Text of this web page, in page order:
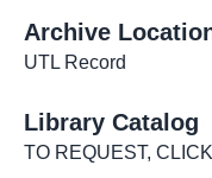
Archive
UTL Record
Library Catalog
TO REQUEST,